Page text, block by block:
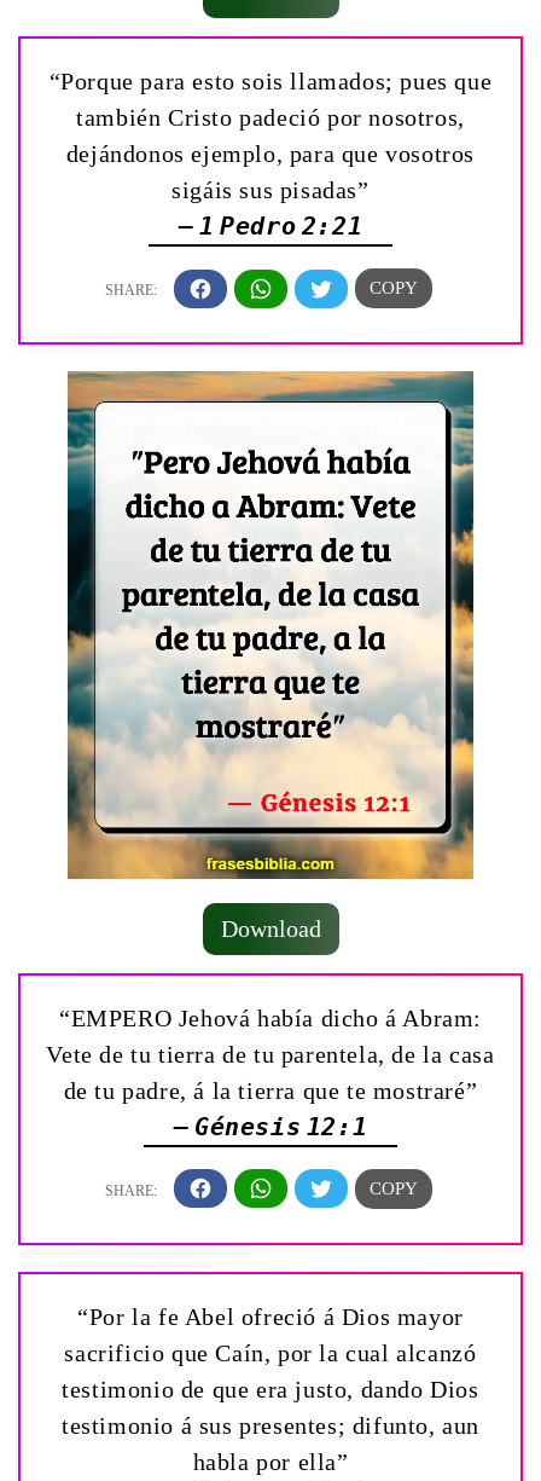
“Porque para esto sois llamados; pues que
también Cristo padeció por nosotros,
dejándonos ejemplo, para que vosotros
sigáis sus pisadas”
— 1 Pedro 2:21
Download
“EMPERO Jehová había dicho á Abram:
Vete de tu tierra de tu parentela, de la casa
de tu padre, á la tierra que te mostraré”
— Génesis 12:1
“Por la fe Abel ofreció á Dios mayor
sacrificio que Caín, por la cual alcanzó
testimonio de que era justo, dando Dios
testimonio á sus presentes; difunto, aun
habla por ella”